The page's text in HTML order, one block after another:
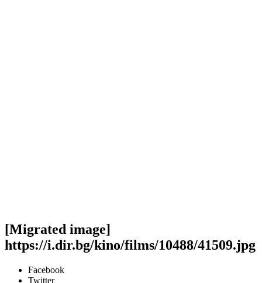
[Migrated image]
https://i.dir.bg/kino/films/10488/41509.jpg
Facebook
Twitter